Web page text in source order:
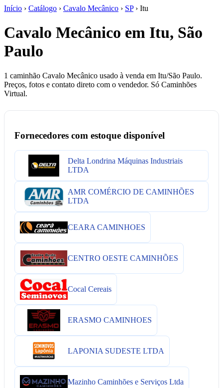
Início › Catálogo › Cavalo Mecânico › SP› Itu
Cavalo Mecânico em Itu, São
Paulo
1 caminhão Cavalo Mecânico usado à venda em Itu/São Paulo.
Preços, fotos e contato direto com o vendedor. Só Caminhões
Virtual.
Fornecedores com estoque disponível
Delta Londrina Máquinas Industriais
LTDA
AMR COMÉRCIO DE CAMINHÕES
LTDA
CEARA CAMINHOES
CENTRO OESTE CAMINHÕES
Cocal Cereais
ERASMO CAMINHOES
LAPONIA SUDESTE LTDA
Mazinho Caminhões e Serviços Ltda